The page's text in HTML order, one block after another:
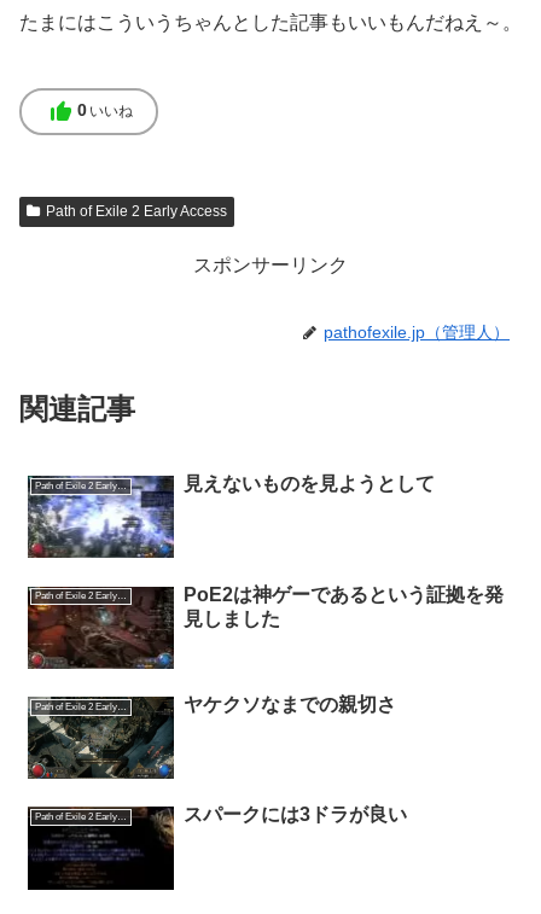
たまにはこういうちゃんとした記事もいいもんだねえ～。
thumb_up 0 いいね
Path of Exile 2 Early Access
スポンサーリンク
pathofexile.jp（管理人）
関連記事
Path of Exile 2 Early Access 見えないものを見ようとして
Path of Exile 2 Early Access
PoE2は神ゲーであるという証拠を発
見しました
Path of Exile 2 Early Access ヤケクソなまでの親切さ
Path of Exile 2 Early Access スパークには3ドラが良い